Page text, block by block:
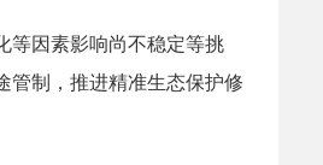
等因素影响尚不稳定等挑
管制，推进精准生态保护修